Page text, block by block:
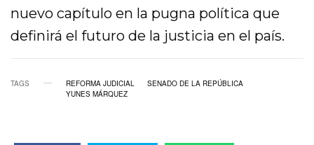
nuevo capítulo en la pugna política que
definirá el futuro de la justicia en el país.
TAGS REFORMA JUDICIAL
SENADO DE LA REPÚBLICA
YUNES MÁRQUEZ